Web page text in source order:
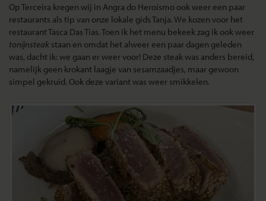
Op Terceira kregen wij in Angra do Heroísmo ook weer een paar
restaurants als tip van onze lokale gids Tanja. We kozen voor het
restaurant Tasca Das Tias. Toen ik het menu bekeek zag ik ook weer
tonijnsteak staan en omdat het alweer een paar dagen geleden
was, dacht ik: we gaan er weer voor! Deze steak was anders bereid,
namelijk geen krokant laagje van sesamzaadjes, maar gewoon
simpel gekruid. Ook deze variant was weer smikkelen.